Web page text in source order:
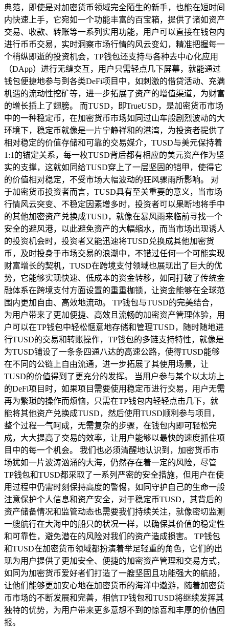
典范，即使是对加密货币领域完全陌生的新手，也能在短时间
内快速上手，它宛如一个功能丰富的百宝箱，提供了诸如资产
交易、收款、转账等一系列实用功能，用户可以直接在钱包内
进行币币交易，实时洞察市场行情的风云变幻，精准把握每一
个稍纵即逝的投资机会，TP钱包还支持与各种去中心化应用
（DApp）进行无缝交互，用户只需轻点几下屏幕，就能通过
钱包便捷地参与到各类DeFi项目中，如刺激的借贷活动、充满
机遇的流动性挖矿等，进一步拓展了资产的增值渠道，为财富
的增长插上了翅膀。 而TUSD，即TrueUSD，是加密货币市场
中的一种稳定币，在加密货币市场如同过山车般剧烈波动的大
环境下，稳定币就像是一片宁静祥和的港湾，为投资者提供了
相对稳定的价值存储和可靠的交易媒介，TUSD与美元保持着
1:1的锚定关系，每一枚TUSD背后都有相应的美元资产作为坚
实的支撑，这就如同给TUSD穿上了一层坚固的铠甲，使得它
的价值相对稳定，不受市场大幅波动的狂风骤雨所影响。 对
于加密货币投资者而言，TUSD具有至关重要的意义，当市场
行情风云突变、不稳定因素增多时，投资者可以果断地将手中
的其他加密资产兑换成TUSD，就像在暴风雨来临前寻找一个
安全的避风港，以此避免资产的大幅缩水，而当市场出现诱人
的投资机会时，投资者又能迅速将TUSD兑换成其他加密货
币，及时投身于市场交易的浪潮中，不错过任何一个可能实现
财富增长的契机，TUSD在跨境支付领域也展现出了巨大的优
势，它能够实现快速、低成本的资金转移，如同打破了传统金
融体系在跨境支付方面设置的重重枷锁，让资金能够在全球范
围内更加自由、高效地流动。 TP钱包与TUSD的完美结合，
为用户带来了更加便捷、高效且流畅的加密资产管理体验，用
户可以在TP钱包中轻松惬意地存储和管理TUSD，随时随地进
行TUSD的交易和转账操作，TP钱包的多链支持特性，就像是
为TUSD铺设了一条条四通八达的高速公路，使得TUSD能够
在不同的公链上自由流通，进一步拓展了其使用场景，让
TUSD的价值得到了更充分的发挥。 当用户参与某个以太坊上
的DeFi项目时，如果项目需要使用稳定币进行交易，用户无需
再为繁琐的操作而烦恼，只需在TP钱包内轻轻点击几下，就
能将其他资产兑换成TUSD，然后使用TUSD顺利参与项目，
整个过程一气呵成，无需复杂的步骤，在钱包内即可轻松完
成，大大提高了交易的效率，让用户能够以最快的速度抓住项
目中的每一个机会。 我们也必须清醒地认识到，加密货币市
场犹如一片波涛汹涌的大海，仍然存在着一定的风险，尽管
TP钱包和TUSD都采取了一系列严密的安全措施，但用户在使
用过程中仍需时刻保持高度的警惕，如同守护自己的生命一般
注意保护个人信息和资产安全，对于稳定币TUSD，其背后的
资产储备情况和监管动态也需要我们持续关注，就像密切监测
一艘航行在大海中的船只的状况一样，以确保其价值的稳定性
和可靠性，避免潜在的风险对我们的资产造成损害。 TP钱包
和TUSD在加密货币领域都扮演着举足轻重的角色，它们的出
现为用户提供了更加安全、便捷的加密资产管理和交易方式，
如同为加密货币爱好者们打造了一艘坚固且功能强大的航船，
让他们能够更加安心地在加密货币的海洋中遨游，随着加密货
币市场的不断发展和完善，相信TP钱包和TUSD将继续发挥其
独特的优势，为用户带来更多意想不到的惊喜和丰厚的价值回
报。